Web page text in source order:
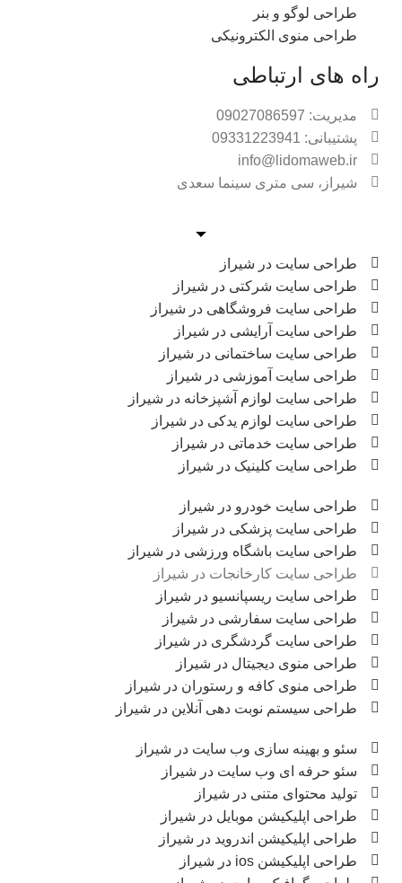
طراحی لوگو و بنر
طراحی منوی الکترونیکی
راه های ارتباطی
مدیریت: 09027086597
پشتیبانی: 09331223941
info@lidomaweb.ir
شیراز، سی متری سینما سعدی
طراحی سایت در شیراز
طراحی سایت شرکتی در شیراز
طراحی سایت فروشگاهی در شیراز
طراحی سایت آرایشی در شیراز
طراحی سایت ساختمانی در شیراز
طراحی سایت آموزشی در شیراز
طراحی سایت لوازم آشپزخانه در شیراز
طراحی سایت لوازم یدکی در شیراز
طراحی سایت خدماتی در شیراز
طراحی سایت کلینیک در شیراز
طراحی سایت خودرو در شیراز
طراحی سایت پزشکی در شیراز
طراحی سایت باشگاه ورزشی در شیراز
طراحی سایت کارخانجات در شیراز
طراحی سایت ریسپانسیو در شیراز
طراحی سایت سفارشی در شیراز
طراحی سایت گردشگری در شیراز
طراحی منوی دیجیتال در شیراز
طراحی منوی کافه و رستوران در شیراز
طراحی سیستم نوبت دهی آنلاین در شیراز
سئو و بهینه سازی وب سایت در شیراز
سئو حرفه ای وب سایت در شیراز
تولید محتوای متنی در شیراز
طراحی اپلیکیشن موبایل در شیراز
طراحی اپلیکیشن اندروید در شیراز
طراحی اپلیکیشن ios در شیراز